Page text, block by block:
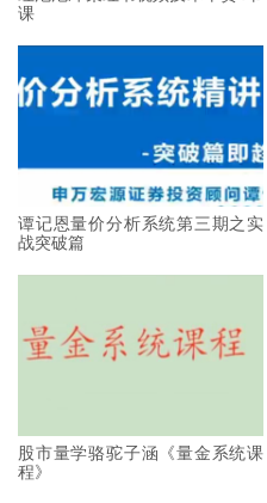
课
谭记恩量价分析系统第三期之实
战突破篇
股市量学骆驼子涵《量金系统课
程》